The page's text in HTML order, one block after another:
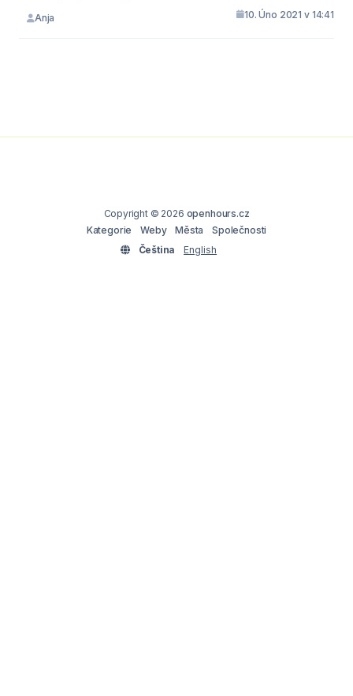
Anja 10. Úno 2021 v 14:41
Copyright © 2026 openhours.cz
Kategorie
Weby Města
Společnosti
Čeština
English